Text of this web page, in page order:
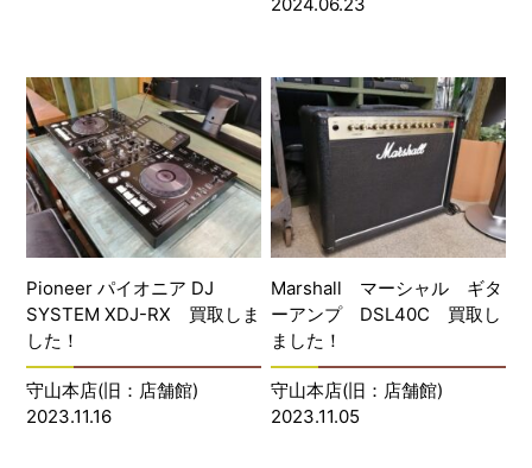
Pioneer パイオニア DJ
SYSTEM XDJ-RX 買取しま
した！
守山本店(旧：店舗館)
2023.11.16
Marshall マーシャル ギタ
ーアンプ DSL40C 買取し
ました！
守山本店(旧：店舗館)
2023.11.05